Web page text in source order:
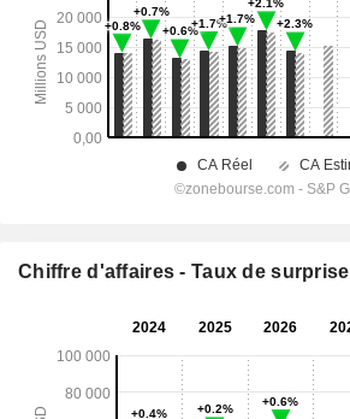
Chiffre d'affaires - Taux de surprise